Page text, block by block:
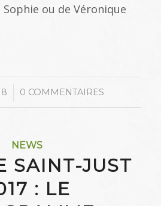
ou de Véronique
0 COMMENTAIRES
NEWS
SAINT-JUST
: LE